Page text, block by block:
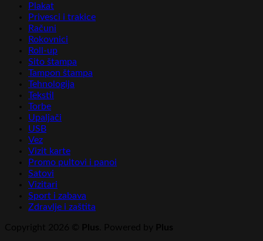
Plakat
Privesci i trakice
Računi
Rokovnici
Roll-up
Sito štampa
Tampon štampa
Tehnologija
Tekstil
Torbe
Upaljači
USB
Vez
Vizit karte
Promo pultovi i panoi
Satovi
Vizitari
Sport i zabava
Zdravlje i zaštita